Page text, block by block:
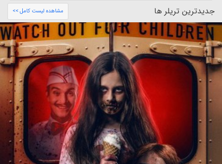
جدیدترین تریلر ها مشاهده لیست کامل >>